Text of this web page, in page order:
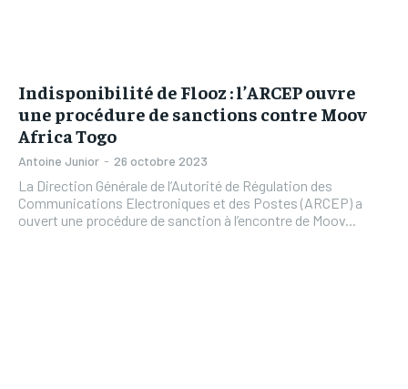
Indisponibilité de Flooz : l’ARCEP ouvre
une procédure de sanctions contre Moov
Africa Togo
Antoine Junior - 26 octobre 2023
La Direction Générale de l’Autorité de Régulation des
Communications Electroniques et des Postes (ARCEP) a
ouvert une procédure de sanction à l’encontre de Moov...